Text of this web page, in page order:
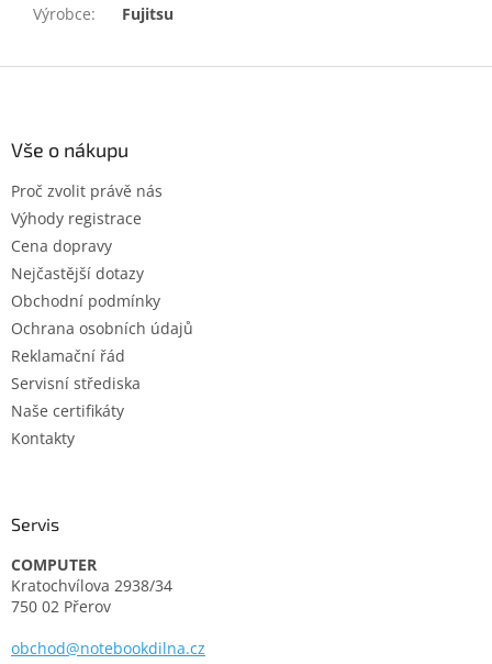
Výrobce: Fujitsu
Vše o nákupu
Proč zvolit právě nás
Výhody registrace
Cena dopravy
Nejčastější dotazy
Obchodní podmínky
Ochrana osobních údajů
Reklamační řád
Servisní střediska
Naše certifikáty
Kontakty
Servis
COMPUTER
Kratochvílova 2938/34
750 02 Přerov
obchod@notebookdilna.cz